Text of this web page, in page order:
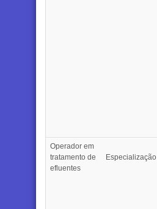
Operador em
tratamento de
efluentes
Especialização